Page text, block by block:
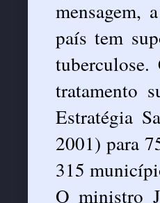
mensagem,
país tem
tratamento
Estratégia
2001) para
315
O ministro